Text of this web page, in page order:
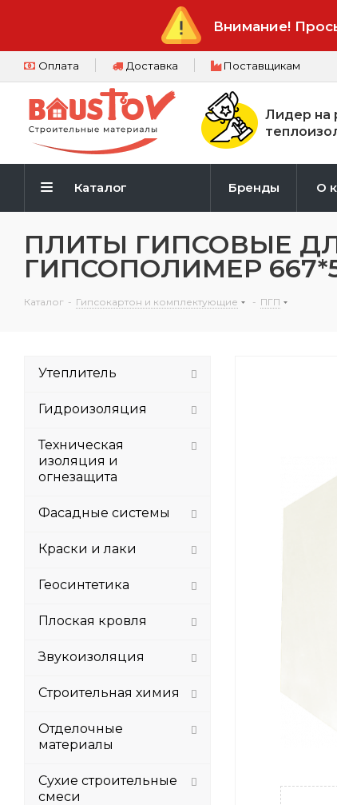
Внимание!
Оплата Доставка Поставщикам
Лидер на
Каталог Бренды О
ПЛИТЫ ГИПСОВЫЕ
ГИПСОПОЛИМЕР
Каталог - Гипсокартон и комплектующие - ПГП
Утеплитель
Гидроизоляция
Техническая
изоляция и
огнезащита
Фасадные системы
Краски и лаки
Геосинтетика
Плоская кровля
Звукоизоляция
Строительная химия
Отделочные
материалы
Сухие строительные
смеси